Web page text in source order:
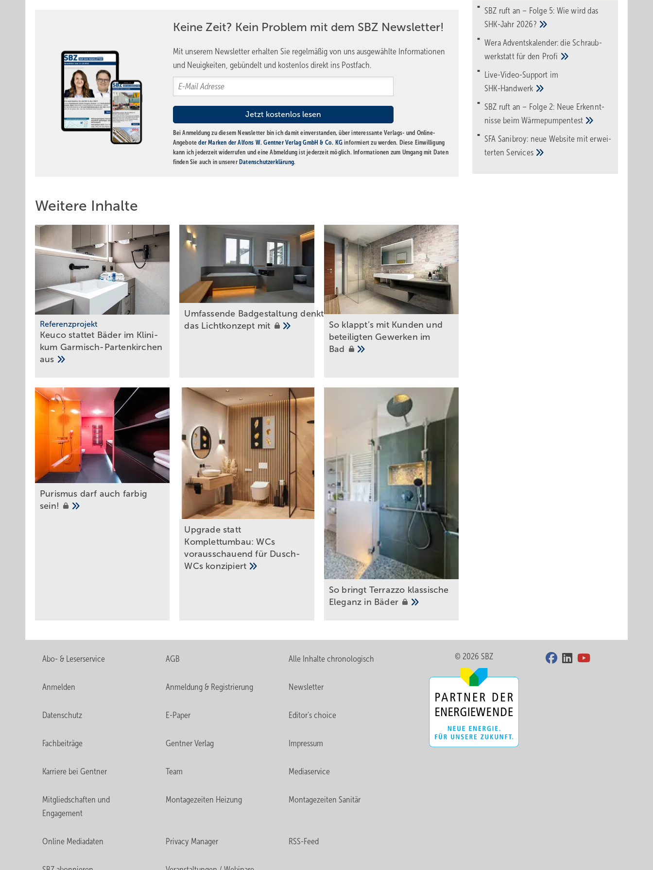
Bild: Palette CAD
Mit wenigen Klicks lässt sich in Palette CAD ein Exposé zusammenstellen, inklusive bemaßtem Grundriss (unten), Frontabwicklung (oben)
sowie Stücklisten (Bild rechte Seite).
Bild: Palette CAD
www.sbz-online.de/tags/badplanung
Keine Zeit? Kein Problem mit dem SBZ Newsletter!
Mit unserem Newsletter erhalten Sie regelmäßig von uns ausgewählte Informationen
und Neuigkeiten, gebündelt und kostenlos direkt ins Postfach.
Bei Anmeldung zu diesem Newsletter bin ich damit einverstanden, über interessante Verlags- und Online-
Angeboteder Marken der Alfons W. Gentner Verlag GmbH & Co. KG informiert zu werden. Diese Einwilligung
kann ich jederzeit widerrufen und eine Abmeldung ist jederzeit möglich. Informationen zum Umgang mit Daten
finden Sie auch in unserer Datenschutzerklärung.
Weitere Inhalte
Referenzprojekt
Keuco stattet Bäder im Kli­ni­
kum Gar­misch-Par­ten­kir­chen
aus
Umfass ende Badgestaltung denkt
das Lichtkonzept mit
So klappt’s mit Kunden und
beteiligten Gewerken im
Bad
Purismus darf auch farbig
sein!
Upgrade statt
Komplettumbau: WCs
vorausschauend für Dusch-
WCs konzipiert
So bringt Terrazzo klassische
Eleganz in Bäder
SBZ ruft an – Folge 5: Wie wird das
SHK-Jahr 2026?
Wera Adventskalender: die Schraub­
werk­statt für den Pro­fi
Live-Video-Support im
SHK-Handwerk
SBZ ruft an – Folge 2: Neue Erkennt­
nisse beimWärme­pumpen­test
SFA Sanibroy: neue Web­site mit erwei­
tertenServices
Abo- & Leserservice AGB Alle Inhalte chronologisch
Anmelden Anmeldung & Registrierung Newsletter
Datenschutz E-Paper Editor's choice
Fachbeiträge Gentner Verlag Impressum
Karriere bei Gentner Team Mediaservice
Mitgliedschaften und
Engagement
Montagezeiten Heizung Montagezeiten Sanitär
Online Mediadaten Privacy Manager RSS-Feed
© 2026 SBZ